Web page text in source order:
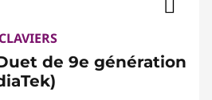
de 9e génération